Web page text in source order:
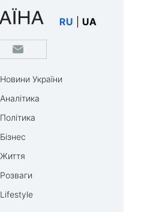
RU UA
Новини України
Аналітика
Політика
Бізнес
Життя
Розваги
Lifestyle